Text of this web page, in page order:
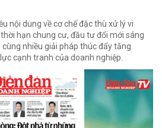
nội dung về cơ chế đặc thù xử lý vi
hạn chung cư, đầu tư đổi mới sáng
nhiều giải pháp thúc đẩy tăng
cạnh tranh của doanh nghiệp.